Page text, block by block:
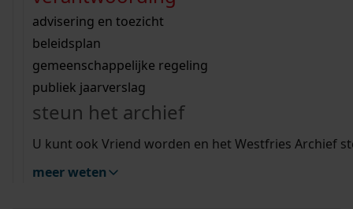
bouwvergunningen
omgevingsvergunningen
vergunningen
beeld en geluid
uitleg nodig?
Wij helpen u op weg met een aantal zoektips.
bekijk alle zoektips
Wij helpen u op weg met een aantal zoektips.
bekijk alle zoektips
bekijk ons geschiedenislokaal
advisering en toezicht
beleidsplan
gemeenschappelijke regeling
publiek jaarverslag
steun het archief
U kunt ook Vriend worden en het Westfries Archief
meer weten
zoektips
Mijn Studiezaal (inloggen)
uw zoekopdracht te